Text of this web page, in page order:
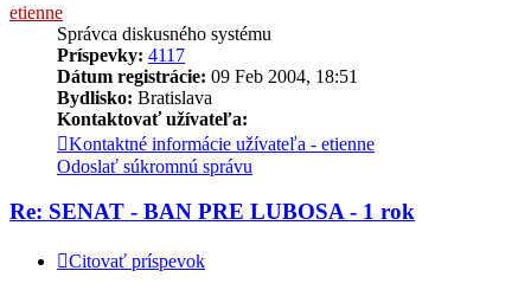
etienne
Správca diskusného systému
Príspevky: 4117
Dátum registrácie: 09 Feb 2004, 18:51
Bydlisko: Bratislava
Kontaktovať užívateľa:
Kontaktné informácie užívateľa - etienne
Odoslať súkromnú správu
Re: SENAT - BAN PRE LUBOSA - 1 rok
Citovať príspevok